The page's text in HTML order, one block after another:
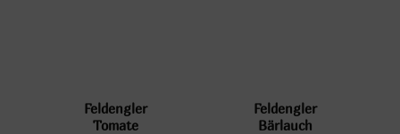
Feldengler
Tomate
Feldengler
Bärlauch